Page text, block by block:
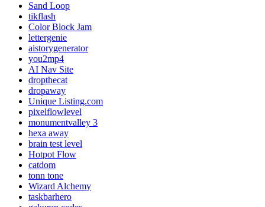
Sand Loop
tikflash
Color Block Jam
lettergenie
aistorygenerator
you2mp4
AI Nav Site
dropthecat
dropaway
Unique Listing.com
pixelflowlevel
monumentvalley 3
hexa away
brain test level
Hotpot Flow
catdom
tonn tone
Wizard Alchemy
taskbarhero